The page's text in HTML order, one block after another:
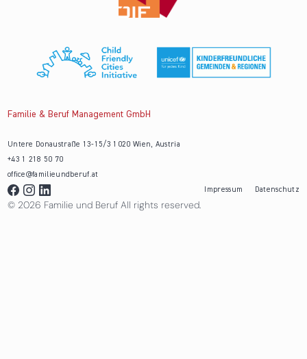
Familie & Beruf Management GmbH
Untere Donaustraße 13-15/3 1020 Wien, Austria
+43 1 218 50 70
office@familieundberuf.at
Impressum
Datenschutz
© 2026 Familie und Beruf All rights reserved.